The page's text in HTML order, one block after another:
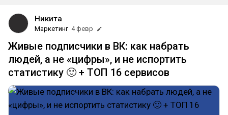
Никита
Маркетинг 4 февр
Живые подписчики в ВК: как набрать
людей, а не «цифры», и не испортить
статистику 🙂 + ТОП 16 сервисов